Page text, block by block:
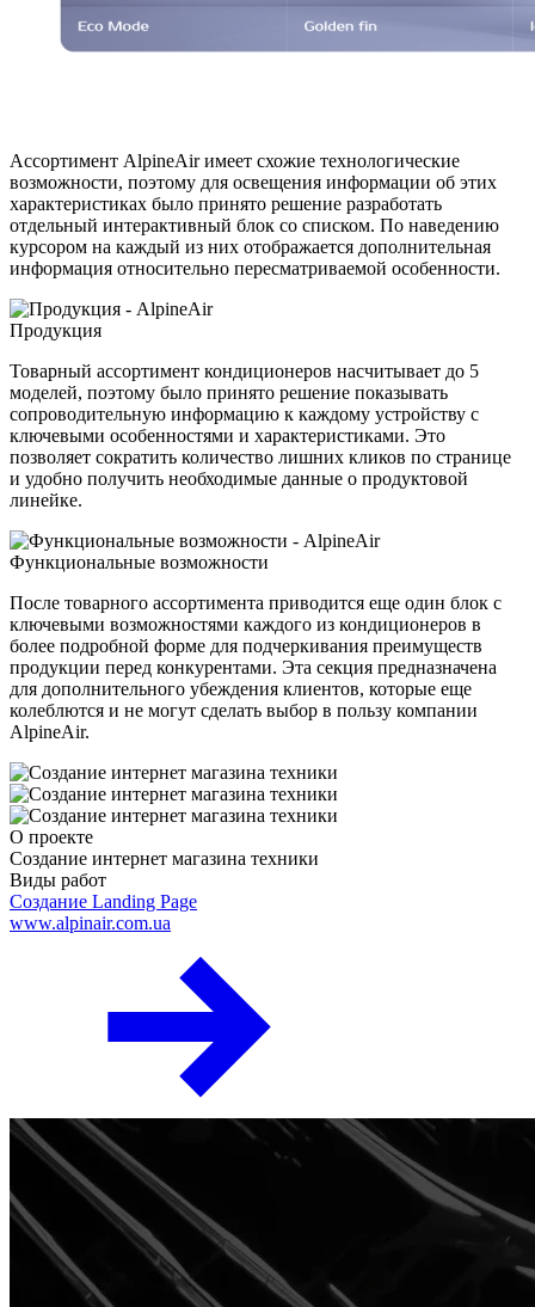
Ассортимент AlpineAir имеет схожие технологические
возможности, поэтому для освещения информации об этих
характеристиках было принято решение разработать
отдельный интерактивный блок со списком. По наведению
курсором на каждый из них отображается дополнительная
информация относительно пересматриваемой особенности.
Продукция
Товарный ассортимент кондиционеров насчитывает до 5
моделей, поэтому было принято решение показывать
сопроводительную информацию к каждому устройству с
ключевыми особенностями и характеристиками. Это
позволяет сократить количество лишних кликов по странице
и удобно получить необходимые данные о продуктовой
линейке.
Функциональные возможности
После товарного ассортимента приводится еще один блок с
ключевыми возможностями каждого из кондиционеров в
более подробной форме для подчеркивания преимуществ
продукции перед конкурентами. Эта секция предназначена
для дополнительного убеждения клиентов, которые еще
колеблются и не могут сделать выбор в пользу компании
AlpineAir.
О проекте
Создание интернет магазина техники
Виды работ
Создание Landing Page
www.alpinair.com.ua